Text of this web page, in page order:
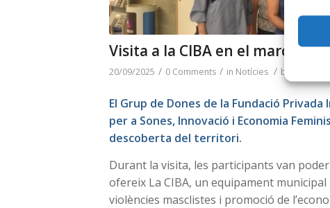
Visita a la CIBA en el marc del
20/09/2025 / 0 Comments / in Notícies / by
El Grup de Dones de la Fundació
per a Sones, Innovació i Economia
descoberta del territori.
Durant la visita, les participants van
ofereix La CIBA, un equipament
violències masclistes i promoció de